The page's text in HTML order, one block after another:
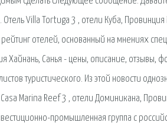
Отель Villa Tortuga 3 , отели Куба,
отелей, основанный на мнениях
Хайнань, Санья - цены, описание, отзывы,
туристического. Из этой новости
Marina Reef 3 , отели Доминикана,
промышленная группа с